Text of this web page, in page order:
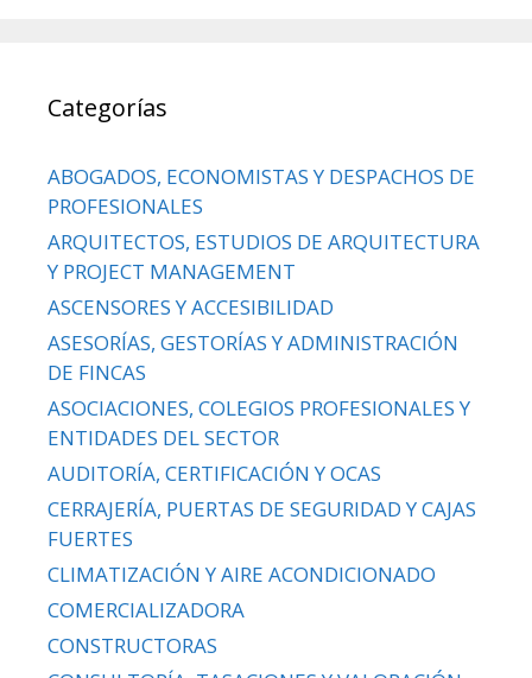
Categorías
ABOGADOS, ECONOMISTAS Y DESPACHOS DE
PROFESIONALES
ARQUITECTOS, ESTUDIOS DE ARQUITECTURA
Y PROJECT MANAGEMENT
ASCENSORES Y ACCESIBILIDAD
ASESORÍAS, GESTORÍAS Y ADMINISTRACIÓN
DE FINCAS
ASOCIACIONES, COLEGIOS PROFESIONALES Y
ENTIDADES DEL SECTOR
AUDITORÍA, CERTIFICACIÓN Y OCAS
CERRAJERÍA, PUERTAS DE SEGURIDAD Y CAJAS
FUERTES
CLIMATIZACIÓN Y AIRE ACONDICIONADO
COMERCIALIZADORA
CONSTRUCTORAS